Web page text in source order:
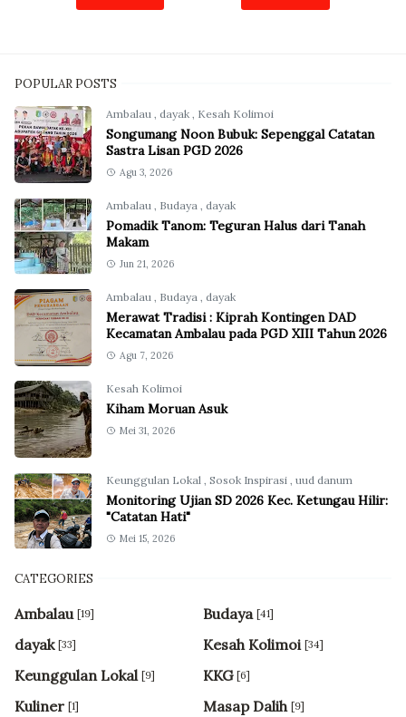
POPULAR POSTS
Ambalau dayak Kesah Kolimoi
Songumang Noon Bubuk: Sepenggal Catatan
Sastra Lisan PGD 2026
Agu 3, 2026
Ambalau Budaya dayak
Pomadik Tanom: Teguran Halus dari Tanah
Makam
Jun 21, 2026
Ambalau Budaya dayak
Merawat Tradisi : Kiprah Kontingen DAD
Kecamatan Ambalau pada PGD XIII Tahun 2026
Agu 7, 2026
Kesah Kolimoi
Kiham Moruan Asuk
Mei 31, 2026
Keunggulan Lokal Sosok Inspirasi uud danum
Monitoring Ujian SD 2026 Kec. Ketungau Hilir:
"Catatan Hati"
Mei 15, 2026
CATEGORIES
Ambalau [19] Budaya [41]
dayak [33] Kesah Kolimoi [34]
Keunggulan Lokal [9] KKG [6]
Kuliner [1] Masap Dalih [9]